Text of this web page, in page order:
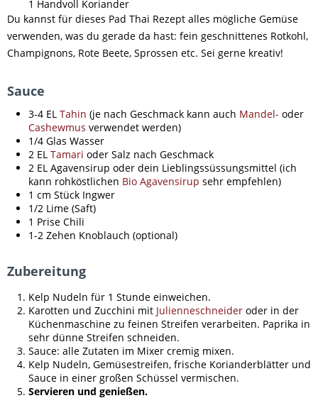
1 Handvoll Koriander
Du kannst für dieses Pad Thai Rezept alles mögliche Gemüse
verwenden, was du gerade da hast: fein geschnittenes Rotkohl,
Champignons, Rote Beete, Sprossen etc. Sei gerne kreativ!
Sauce
3-4 EL Tahin (je nach Geschmack kann auch Mandel- oder
Cashewmus verwendet werden)
1/4 Glas Wasser
2 EL Tamari oder Salz nach Geschmack
2 EL Agavensirup oder dein Lieblingssüssungsmittel (ich
kann rohköstlichen Bio Agavensirup sehr empfehlen)
1 cm Stück Ingwer
1/2 Lime (Saft)
1 Prise Chili
1-2 Zehen Knoblauch (optional)
Zubereitung
Kelp Nudeln für 1 Stunde einweichen.
Karotten und Zucchini mit Julienneschneider oder in der
Küchenmaschine zu feinen Streifen verarbeiten. Paprika in
sehr dünne Streifen schneiden.
Sauce: alle Zutaten im Mixer cremig mixen.
Kelp Nudeln, Gemüsestreifen, frische Korianderblätter und
Sauce in einer großen Schüssel vermischen.
Servieren und genießen.